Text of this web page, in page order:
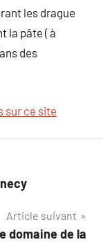
les drague
la pâte ( à
des
sur ce site
Article suivant
domaine de la